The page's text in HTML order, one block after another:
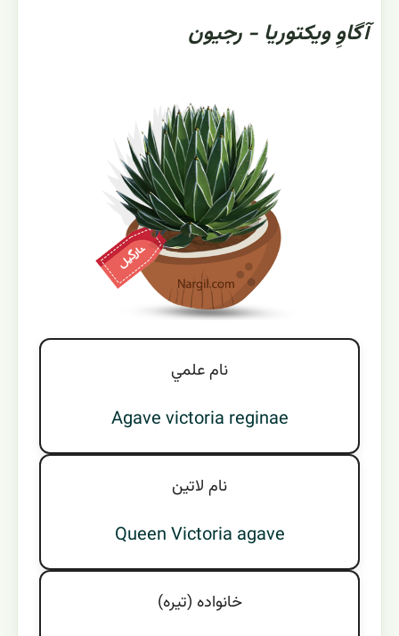
آگاوِ ویکتوریا - رجیون
نام علمي
Agave victoria reginae
نام لاتين
Queen Victoria agave
خانواده (تيره)